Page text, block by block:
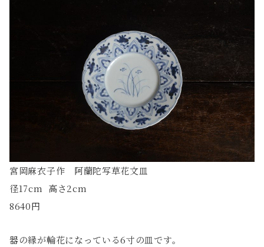
宮岡麻衣子作 阿蘭陀写草花文皿
径17cm 高さ2cm
8640円
器の縁が輪花になっている6寸の皿です。